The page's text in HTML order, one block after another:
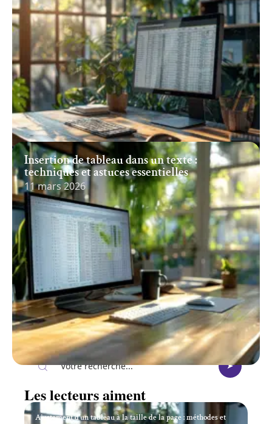
Insertion de tableau dans un texte :
techniques et astuces essentielles
11 mars 2026
Recherche
Les lecteurs aiment
Ajustement d’un tableau à la taille de la page : méthodes et